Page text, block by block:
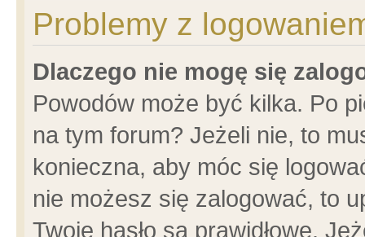
Problemy z
Dlaczego nie mogę się
Powodów może być kilka. Po
na tym forum? Jeżeli nie, to
konieczna, aby móc się
nie możesz się zalogować, to
Twoje hasło są prawidłowe.